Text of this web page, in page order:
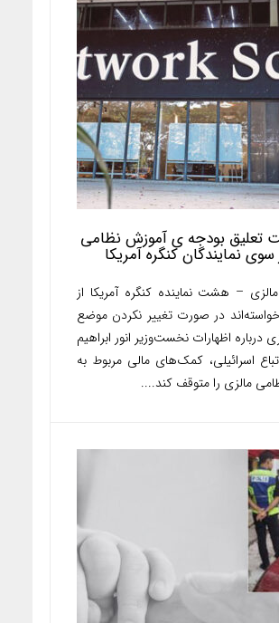
تعلیق بودجه ی آموزش نظامی
سوی نمایندگان کنگره آمریکا
– هشت نماینده کنگره آمریکا از
در صورت تغییر نکردن موضع
درباره اظهارات نخست‌وزیر انور ابراهیم
اسرائیلی، کمک‌های مالی مربوط به
مالزی را متوقف کند....